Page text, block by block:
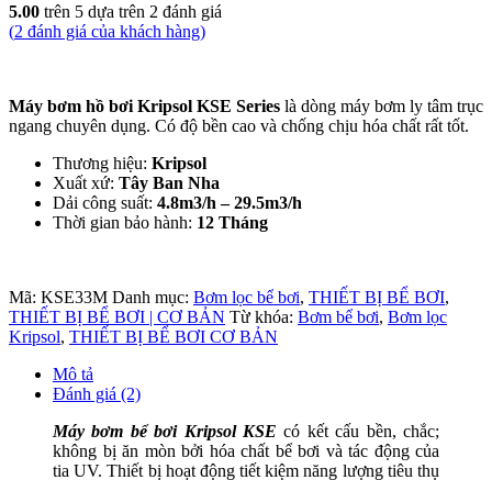
5.00 trên 5 dựa trên 2 đánh giá
(2 đánh giá của khách hàng)
Máy bơm hồ bơi Kripsol KSE Series là dòng máy bơm ly tâm trục
ngang chuyên dụng. Có độ bền cao và chống chịu hóa chất rất tốt.
Thương hiệu: Kripsol
Xuất xứ: Tây Ban Nha
Dải công suất: 4.8m3/h – 29.5m3/h
Thời gian bảo hành: 12 Tháng
Mã: KSE33M Danh mục: Bơm lọc bể bơi, THIẾT BỊ BỂ BƠI,
THIẾT BỊ BỂ BƠI | CƠ BẢN Từ khóa: Bơm bể bơi, Bơm lọc
Kripsol, THIẾT BỊ BỂ BƠI CƠ BẢN
Mô tả
Đánh giá (2)
Máy bơm bể bơi Kripsol KSE có kết cấu bền, chắc;
không bị ăn mòn bởi hóa chất bể bơi và tác động của
tia UV. Thiết bị hoạt động tiết kiệm năng lượng tiêu thụ